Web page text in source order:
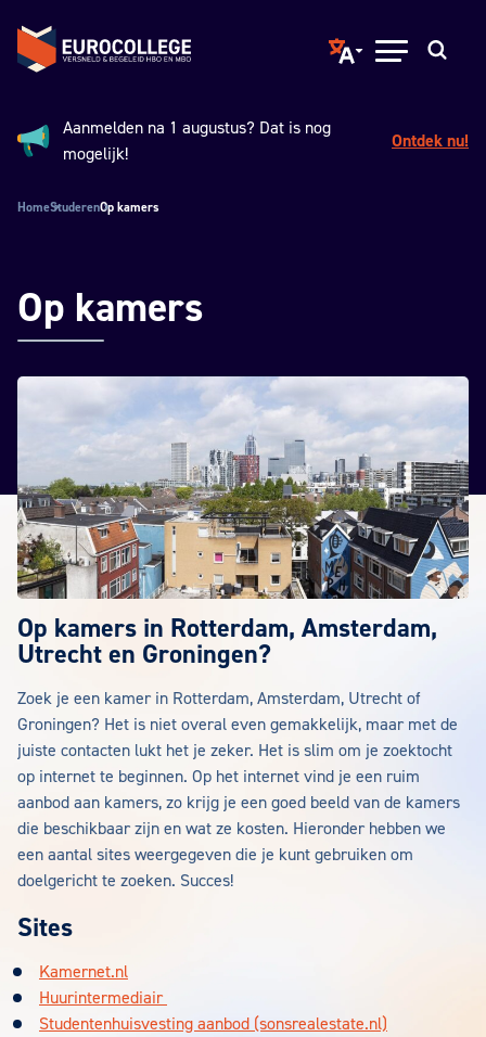
Spring naar hoofdinhoud
Terug naar de homepage
Translate page to
Open menu
Aankondiging:
Aanmelden na 1 augustus? Dat is nog
mogelijk!
Ontdek nu!
HomeStuderenOp kamers
Op kamers
Op kamers in Rotterdam, Amsterdam,
Utrecht en Groningen?
Zoek je een kamer in Rotterdam, Amsterdam, Utrecht of
Groningen? Het is niet overal even gemakkelijk, maar met de
juiste contacten lukt het je zeker. Het is slim om je zoektocht
op internet te beginnen. Op het internet vind je een ruim
aanbod aan kamers, zo krijg je een goed beeld van de kamers
die beschikbaar zijn en wat ze kosten. Hieronder hebben we
een aantal sites weergegeven die je kunt gebruiken om
doelgericht te zoeken. Succes!
Sites
Kamernet.nl
Huurintermediair
Studentenhuisvesting aanbod (sonsrealestate.nl)